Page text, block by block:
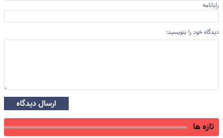
رایانامه
دیدگاه خود را بنویسید:
ارسال دیدگاه
تازه ها